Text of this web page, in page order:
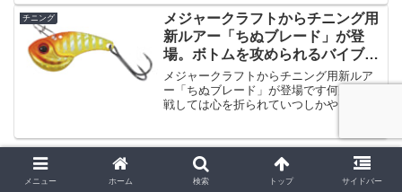
対策製品を着用しながら釣行していたり
します。とか言いつつ毎年腕...
チニング
メジャークラフトからチニング用
新ルアー「ちぬブレード」が登
場。ボトムを攻められるバイブレ
ーション。
メジャークラフトからチニング用新ルア
ー「ちぬブレード」が登場です何度も挑
戦しては心を折られていつしかやらなく
「根掛り」「フグ」この２点がです
ね、、とても面倒くさいのです...
メニュー ホーム 検索 トップ サイドバー